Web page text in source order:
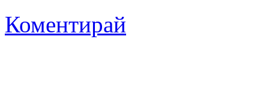
Коментирай